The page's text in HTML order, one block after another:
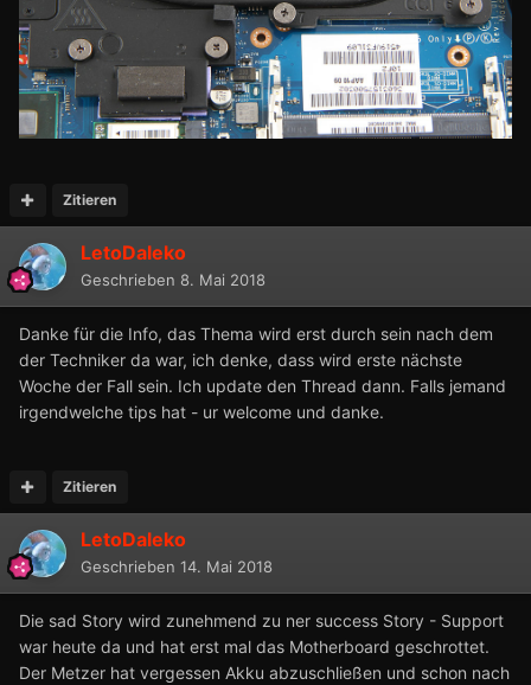
Zitieren
LetoDaleko
Geschrieben 8. Mai 2018
Danke für die Info, das Thema wird erst durch sein nach dem
der Techniker da war, ich denke, dass wird erste nächste
Woche der Fall sein. Ich update den Thread dann. Falls jemand
irgendwelche tips hat - ur welcome und danke.
Zitieren
LetoDaleko
Geschrieben 14. Mai 2018
Die sad Story wird zunehmend zu ner success Story - Support
war heute da und hat erst mal das Motherboard geschrottet.
Der Metzer hat vergessen Akku abzuschließen und schon nach